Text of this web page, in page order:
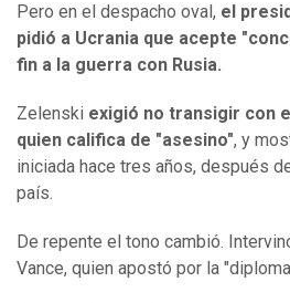
Pero en el despacho oval, el
pidió a Ucrania que acepte
fin a la guerra con Rusia.
Zelenski exigió no transigir con
quien califica de "asesino", y
iniciada hace tres años, después
país.
De repente el tono cambió.
Vance, quien apostó por la